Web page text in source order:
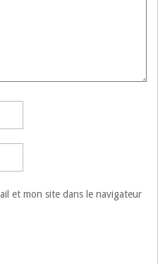
et mon site dans le navigateur